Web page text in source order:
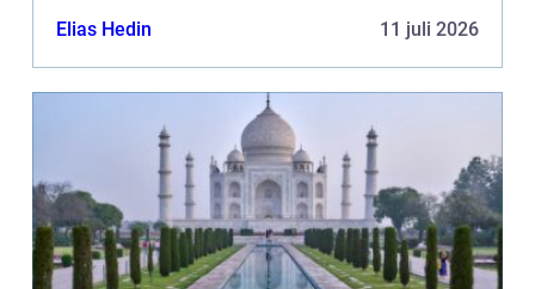
Elias Hedin 11 juli 2026